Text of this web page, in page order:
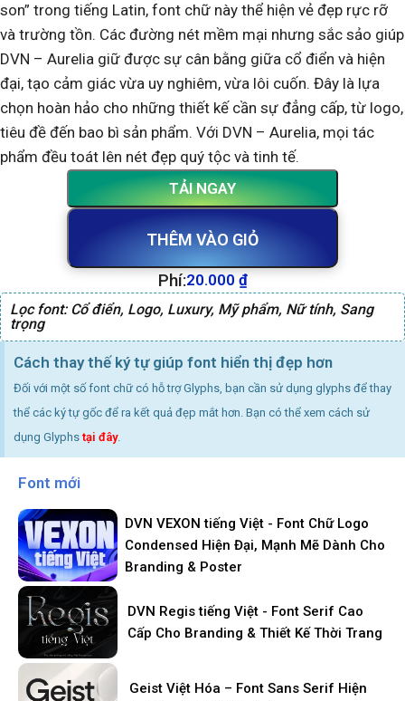
son” trong tiếng Latin, font chữ này thể hiện vẻ đẹp rực rỡ
và trường tồn. Các đường nét mềm mại nhưng sắc sảo giúp
DVN – Aurelia giữ được sự cân bằng giữa cổ điển và hiện
đại, tạo cảm giác vừa uy nghiêm, vừa lôi cuốn. Đây là lựa
chọn hoàn hảo cho những thiết kế cần sự đẳng cấp, từ logo,
tiêu đề đến bao bì sản phẩm. Với DVN – Aurelia, mọi tác
phẩm đều toát lên nét đẹp quý tộc và tinh tế.
THÊM VÀO GIỎ
TẢI NGAY
Phí:20.000 ₫
Lọc font: Cổ điển, Logo, Luxury, Mỹ phẩm, Nữ tính, Sang
trọng
Cách thay thế ký tự giúp font hiển thị đẹp hơn
Đối với một số font chữ có hỗ trợ Glyphs, bạn cần sử dụng glyphs để thay
thể các ký tự gốc để ra kết quả đẹp mắt hơn. Bạn có thể xem cách sử
dụng Glyphs tại đây.
Font mới
DVN VEXON tiếng Việt - Font Chữ Logo
Condensed Hiện Đại, Mạnh Mẽ Dành Cho
Branding & Poster
DVN Regis tiếng Việt - Font Serif Cao
Cấp Cho Branding & Thiết Kế Thời Trang
Geist Việt Hóa – Font Sans Serif Hiện